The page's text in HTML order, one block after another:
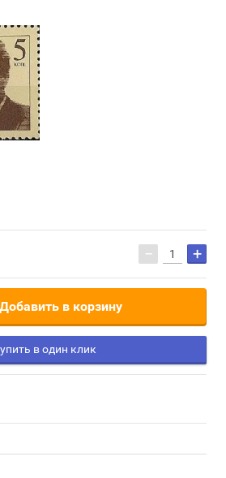
− +
Добавить в корзину
в один клик